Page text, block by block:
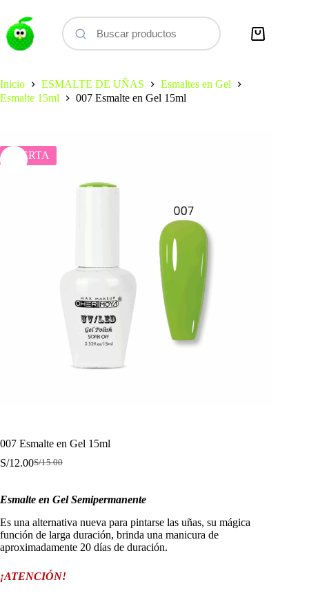
contenido
Carro
Inicio
ESMALTE DE UÑAS
Esmaltes en Gel
Esmalte 15ml
007 Esmalte en Gel 15ml
OFERTA
007 Esmalte en Gel 15ml
S/15.00
El
era:
S/15.00.
S/12.00El
es:
S/12.00.
Esmalte en Gel Semipermanente
Es una alternativa nueva para pintarse las uñas, su mágica
función de larga duración, brinda una manicura de
aproximadamente 20 días de duración.
¡ATENCIÓN!